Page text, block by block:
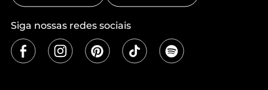
Siga nossas redes sociais